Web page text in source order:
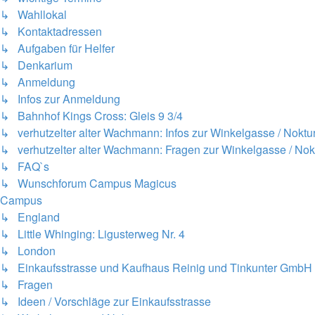
↳ Wahllokal
↳ Kontaktadressen
↳ Aufgaben für Helfer
↳ Denkarium
↳ Anmeldung
↳ Infos zur Anmeldung
↳ Bahnhof Kings Cross: Gleis 9 3/4
↳ verhutzelter alter Wachmann: Infos zur Winkelgasse /
↳ verhutzelter alter Wachmann: Fragen zur Winkelgasse /
↳ FAQ`s
↳ Wunschforum Campus Magicus
Campus
↳ England
↳ Little Whinging: Ligusterweg Nr. 4
↳ London
↳ Einkaufsstrasse und Kaufhaus Reinig und Tinkunter GmbH
↳ Fragen
↳ Ideen / Vorschläge zur Einkaufsstrasse